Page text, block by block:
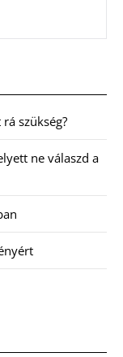
szükség?
ne válaszd a